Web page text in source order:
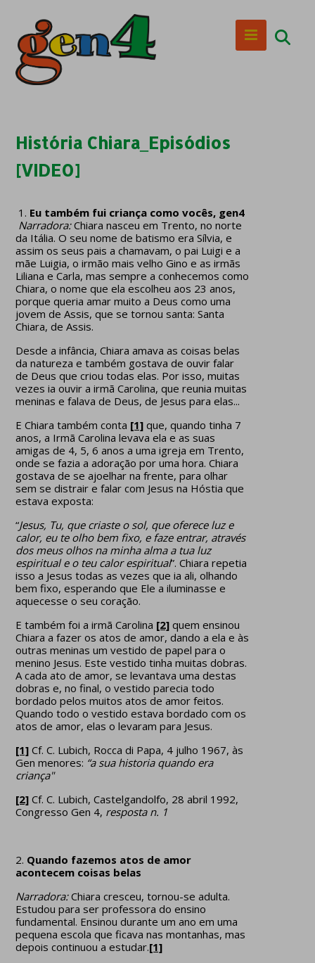
História Chiara_Episódios
[VIDEO]
Eu também fui criança como vocês, gen4
Narradora:Chiara nasceu em Trento, no norte
da Itália. O seu nome de batismo era Sílvia, e
assim os seus pais a chamavam, o pai Luigi e a
mãe Luigia, o irmão mais velho Gino e as irmãs
Liliana e Carla, mas sempre a conhecemos como
Chiara, o nome que ela escolheu aos 23 anos,
porque queria amar muito a Deus como uma
jovem de Assis, que se tornou santa: Santa
Chiara, de Assis.
Desde a infância, Chiara amava as coisas belas
da natureza e também gostava de ouvir falar
de Deus que criou todas elas. Por isso, muitas
vezes ia ouvir a irmã Carolina, que reunia muitas
meninas e falava de Deus, de Jesus para elas...
E Chiara também conta [1] que, quando tinha 7
anos, a Irmã Carolina levava ela e as suas
amigas de 4, 5, 6 anos a uma igreja em Trento,
onde se fazia a adoração por uma hora. Chiara
gostava de se ajoelhar na frente, para olhar
sem se distrair e falar com Jesus na Hóstia que
estava exposta:
“Jesus, Tu, que criaste o sol, que oferece luz e
calor, eu te olho bem fixo, e faze entrar, através
dos meus olhos na minha alma a tua luz
espiritual e o teu calor espiritual”. Chiara repetia
isso a Jesus todas as vezes que ia ali, olhando
bem fixo, esperando que Ele a iluminasse e
aquecesse o seu coração.
E também foi a irmã Carolina [2] quem ensinou
Chiara a fazer os atos de amor, dando a ela e às
outras meninas um vestido de papel para o
menino Jesus. Este vestido tinha muitas dobras.
A cada ato de amor, se levantava uma destas
dobras e, no final, o vestido parecia todo
bordado pelos muitos atos de amor feitos.
Quando todo o vestido estava bordado com os
atos de amor, elas o levaram para Jesus.
[1] Cf. C. Lubich, Rocca di Papa, 4 julho 1967, às
Gen menores: “a sua historia quando era
criança"
[2] Cf. C. Lubich, Castelgandolfo, 28 abril 1992,
Congresso Gen 4, resposta n. 1
2. Quando fazemos atos de amor
acontecem coisas belas
Narradora:Chiara cresceu, tornou-se adulta.
Estudou para ser professora do ensino
fundamental. Ensinou durante um ano em uma
pequena escola que ficava nas montanhas, mas
depois continuou a estudar.[1]